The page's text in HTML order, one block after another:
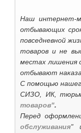
Наш интернет-
отбывающих
повседневной
товаров и не
местах лишения
отбывают
С помощью
СИЗО, ИК,
товаров".
Перед
обслуживания"